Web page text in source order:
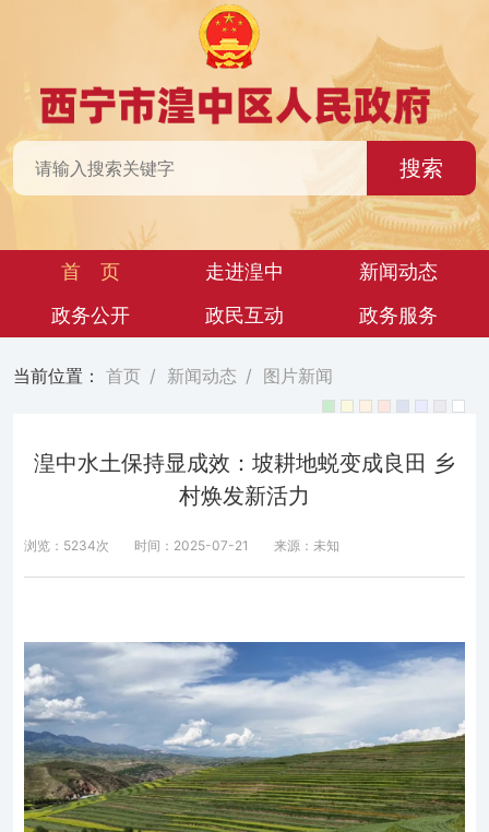
搜索
首 页 走进湟中
新闻动态
政务公开
政民互动 政务服务
当前位置： 首页 / 新闻动态 / 图片新闻
湟中水土保持显成效：坡耕地蜕变成良田 乡
村焕发新活力
浏览：5234次 时间：2025-07-21 来源：未知